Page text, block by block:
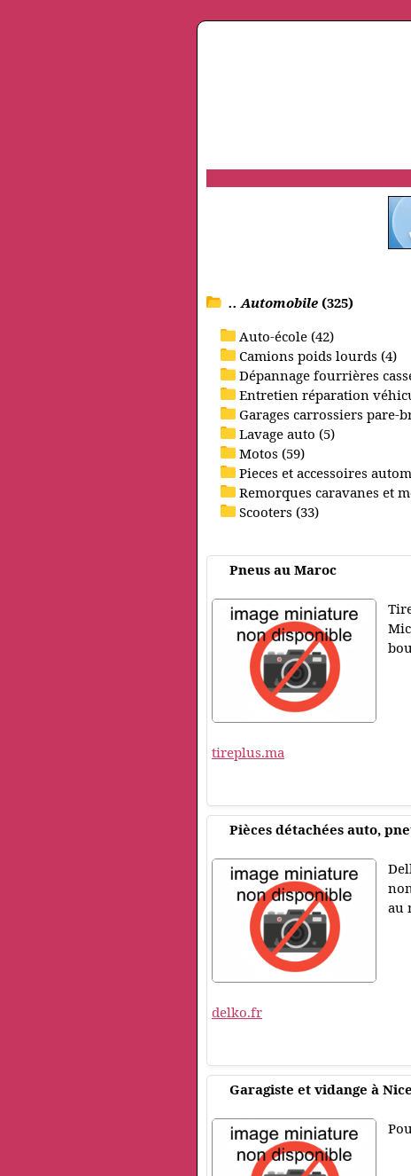
.. Automobile (325)
Auto-école (42)
Camions poids lourds (4)
Dépannage fourrières
Entretien réparation
Garages carrossiers pare-
Lavage auto (5)
Motos (59)
Pieces et accessoires
Remorques caravanes et
Scooters (33)
Pneus au Maroc
tireplus.ma
Pièces détachées auto,
au
delko.fr
Garagiste et vidange à Nice